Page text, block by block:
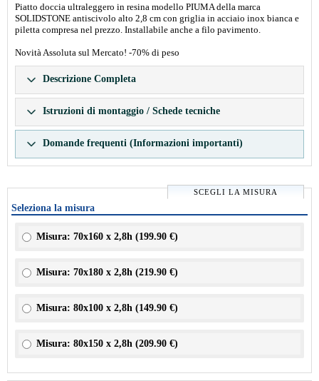
Piatto doccia ultraleggero in resina modello PIUMA della marca
SOLIDSTONE antiscivolo alto 2,8 cm con griglia in acciaio inox bianca e
piletta compresa nel prezzo. Installabile anche a filo pavimento.
Novità Assoluta sul Mercato! -70% di peso
Descrizione Completa
Istruzioni di montaggio / Schede tecniche
Domande frequenti (Informazioni importanti)
SCEGLI LA MISURA
Seleziona la misura
Misura: 70x160 x 2,8h (199.90 €)
Misura: 70x180 x 2,8h (219.90 €)
Misura: 80x100 x 2,8h (149.90 €)
Misura: 80x150 x 2,8h (209.90 €)